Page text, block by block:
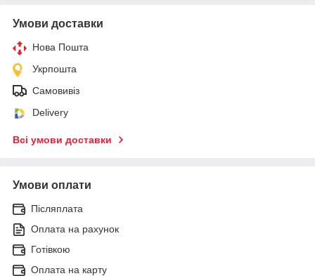
Умови доставки
Нова Пошта
Укрпошта
Самовивіз
Delivery
Всі умови доставки
Умови оплати
Післяплата
Оплата на рахунок
Готівкою
Оплата на карту